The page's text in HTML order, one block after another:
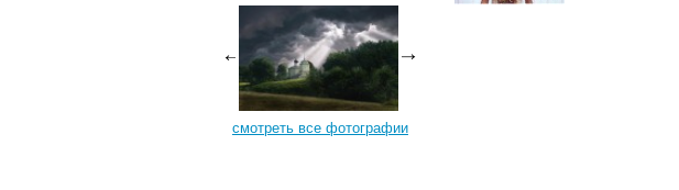
смотреть все фотографии